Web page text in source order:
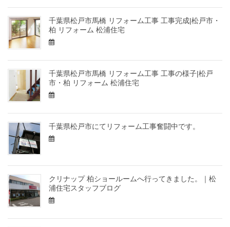
千葉県松戸市馬橋 リフォーム工事 工事完成|松戸市・
柏 リフォーム 松浦住宅
千葉県松戸市馬橋 リフォーム工事 工事の様子|松戸
市・柏 リフォーム 松浦住宅
千葉県松戸市にてリフォーム工事奮闘中です。
クリナップ 柏ショールームへ行ってきました。｜松
浦住宅スタッフブログ